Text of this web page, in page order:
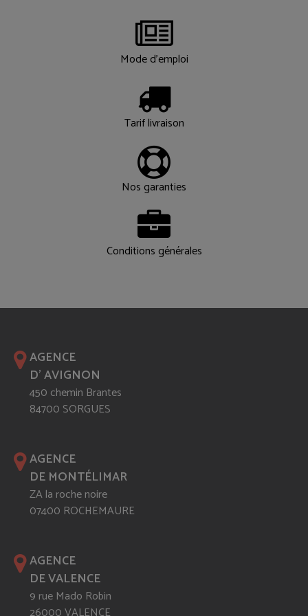
Mode d'emploi
Tarif livraison
Nos garanties
Conditions générales
AGENCE
D' AVIGNON
450 chemin Brantes
84700 SORGUES
AGENCE
DE MONTÉLIMAR
ZA la roche noire
07400 ROCHEMAURE
AGENCE
DE VALENCE
9 rue Mado Robin